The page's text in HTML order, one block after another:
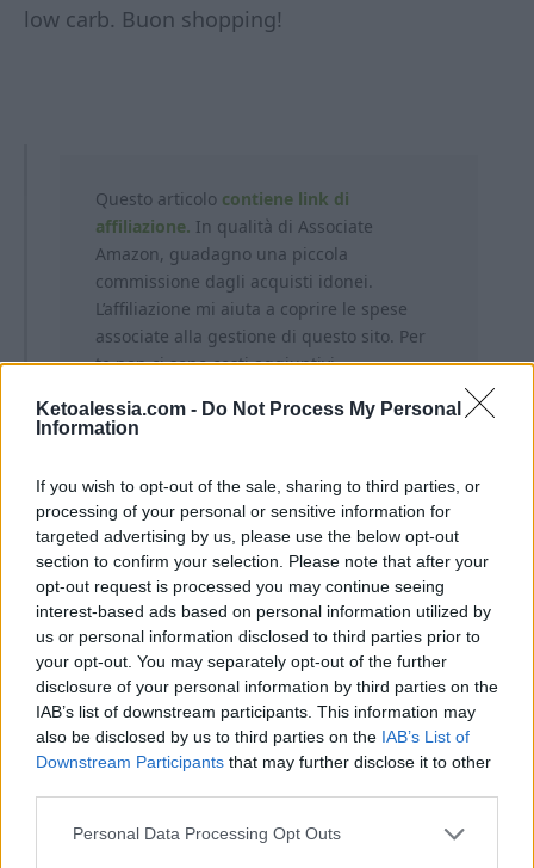
Ketoalessia.com - Do Not Process My Personal
Information
If you wish to opt-out of the sale, sharing to third parties, or
processing of your personal or sensitive information for
targeted advertising by us, please use the below opt-out
section to confirm your selection. Please note that after your
opt-out request is processed you may continue seeing
interest-based ads based on personal information utilized by
us or personal information disclosed to third parties prior to
your opt-out. You may separately opt-out of the further
disclosure of your personal information by third parties on the
IAB’s list of downstream participants. This information may
also be disclosed by us to third parties on the IAB’s List of
Downstream Participants that may further disclose it to other
Personal Data Processing Opt Outs
low carb. Buon shopping!
Questo articolo contiene link di
affiliazione. In qualità di Associate
Amazon, guadagno una piccola
commissione dagli acquisti idonei.
L’affiliazione mi aiuta a coprire le spese
associate alla gestione di questo sito. Per
te non ci sono costi aggiuntivi.
Ti lascio alla ricetta completa!